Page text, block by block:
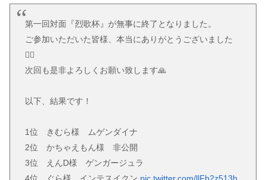
第一回対面『烈歌杯』が無事に終了となりました。
ご参加いただいた皆様、本当にありがとうございました
🙇‍♂️
次回も是非よろしくお願い致します🙏
以下、結果です！
1位 きむら様 ムゲンダイナ
2位 かちゃえもん様 非公開
3位 えんD様 ゲンガージュラ
4位 ぐら様 インテスイクン pic.twitter.com/llFb2z513h